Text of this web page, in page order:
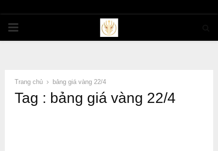
PRIMARY
Trang chủ bảng giá vàng 22/4
Tag : bảng giá vàng 22/4